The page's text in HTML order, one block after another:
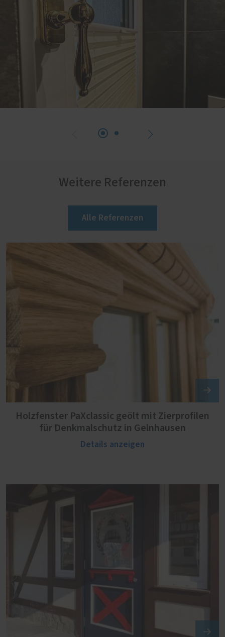
Weitere Referenzen
Alle Referenzen
Holzfenster PaXclassic geölt mit Zierprofilen
für Denkmalschutz in Gelnhausen
Details anzeigen